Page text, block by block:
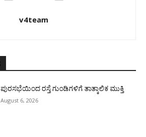
v4team
ಪುರಸಭೆಯಿಂದ ರಸ್ತೆ ಗುಂಡಿಗಳಿಗೆ ತಾತ್ಕಾಲಿಕ ಮುಕ್ತಿ
August 6, 2026